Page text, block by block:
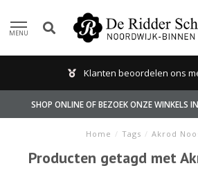
MENU
Klanten beoordelen ons
SHOP ONLINE OF BEZOEK ONZE WINKELS
Home / Tags / Akrod
Producten getagd met